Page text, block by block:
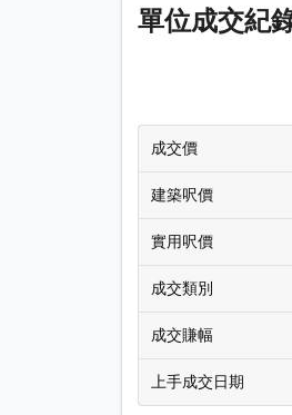
單位成交紀
成交價
建築呎價
實用呎價
成交類別
成交賺幅
上手成交日期